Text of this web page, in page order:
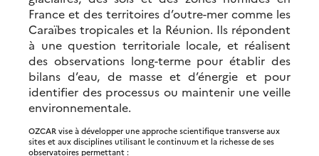
France et des territoires d’outre-mer comme les
Caraïbes tropicales et la Réunion. Ils répondent
à une question territoriale locale, et réalisent
des observations long-terme pour établir des
bilans d’eau, de masse et d’énergie et pour
identifier des processus ou maintenir une veille
environnementale.
OZCAR vise à développer une approche scientifique transverse aux
sites et aux disciplines utilisant le continuum et la richesse de ses
observatoires permettant :